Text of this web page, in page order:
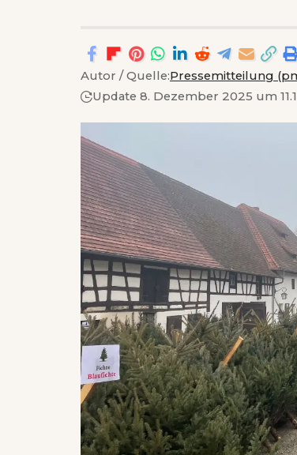
Autor / Quelle:Pressemitteilung
Update 8. Dezember 2025 um